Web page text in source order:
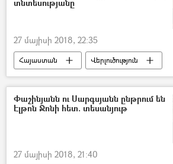
տնտեսությանը
27 մայիսի 2018, 22:35
Հայաստան
Վերլուծություն
Նիկոլ Փաշինյան
Փաշինյանն ու Սարգսյանն ընթրում են
Էլթոն Ջոնի հետ. տեսանյութ
27 մայիսի 2018, 21:40